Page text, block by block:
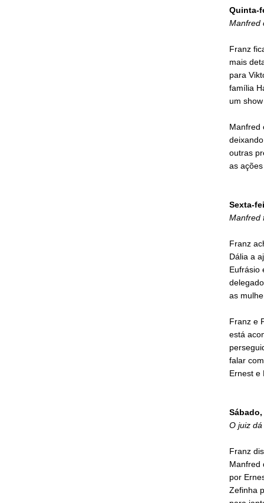
Quinta-
Manfred
Franz
mais
para
família
um
Manfred
outras
as
Sexta-
Manfred
Franz
Dália a
Eufrásio
as
Franz e
está
falar
Ernest e
Sábado,
O juiz
Franz
Manfred
por
Zefinha